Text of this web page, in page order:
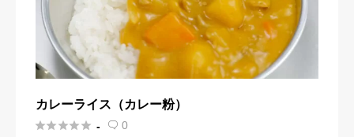
カレーライス（カレー粉）
 -  0